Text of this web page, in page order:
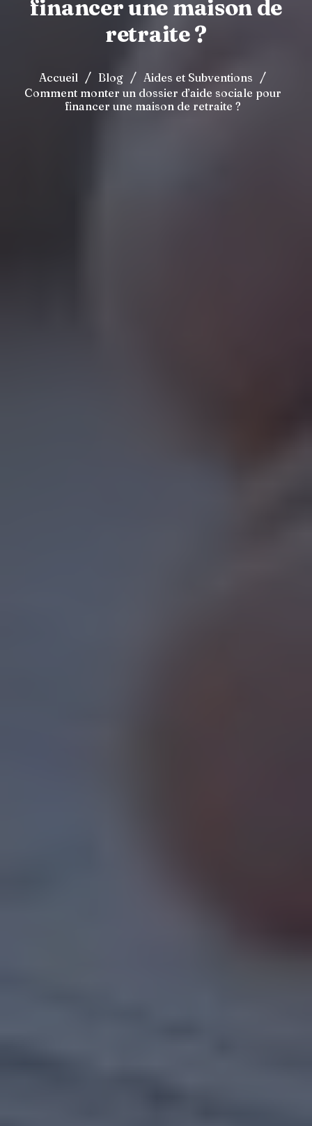
financer une maison de
retraite ?
Accueil / Blog / Aides et Subventions /
Comment monter un dossier d’aide sociale pour
financer une maison de retraite ?